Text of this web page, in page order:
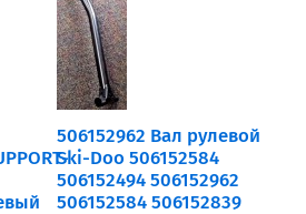
506152962 Вал рулевой
Ski-Doo 506152584
506152494 506152962
506152584 506152839